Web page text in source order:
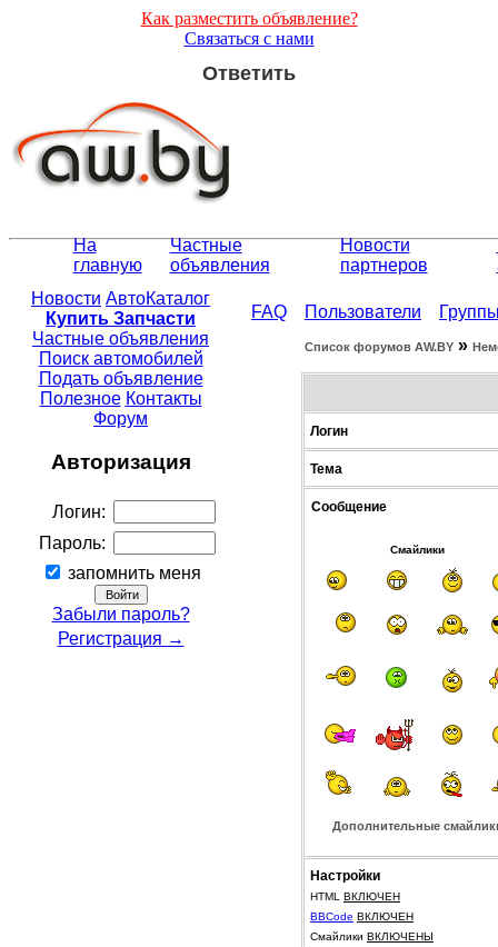
Как разместить объявление?
Связаться с нами
Ответить
На
главную
Частные
объявления
Новости
партнеров
Новости АвтоКаталог
Купить Запчасти
Частные объявления
Поиск автомобилей
Подать объявление
Полезное Контакты
Форум
Авторизация
Логин:
Пароль:
запомнить меня
Забыли пароль?
Регистрация →
FAQ Пользователи
Список форумов АW.BY »
Логин
Тема
Сообщение
Смайлики
Дополнительные
Настройки
HTML ВКЛЮЧЕН
BBCode ВКЛЮЧЕН
Смайлики ВКЛЮЧЕНЫ